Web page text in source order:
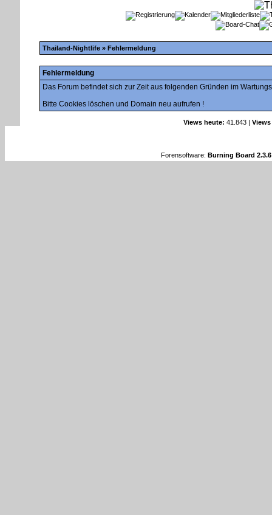
Thailand-Nightlife » Fehlermeldung
Fehlermeldung
Das Forum befindet sich zur Zeit aus folgenden Gründen im
Bitte Cookies löschen und Domain neu aufrufen !
Views heute: 41.843 |
Forensoftware: Burning Board 2.3.6